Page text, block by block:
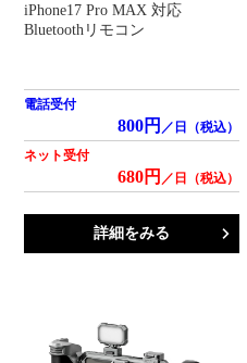
iPhone17 Pro MAX 対応
Bluetoothリモコン
電話受付
800円 ／日（税込）
ネット受付
680円 ／日（税込）
詳細をみる